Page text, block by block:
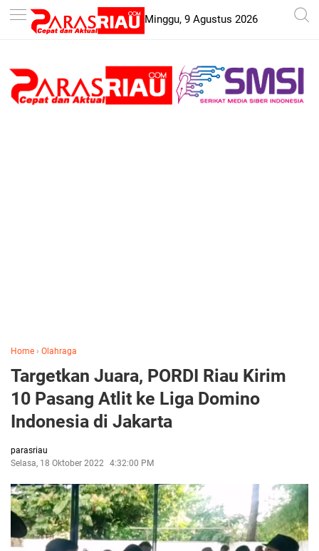
-->
Minggu, 9 Agustus 2026
Home › Olahraga
Targetkan Juara, PORDI Riau Kirim
10 Pasang Atlit ke Liga Domino
Indonesia di Jakarta
parasriau
Selasa, 18 Oktober 2022
4:32:00 PM